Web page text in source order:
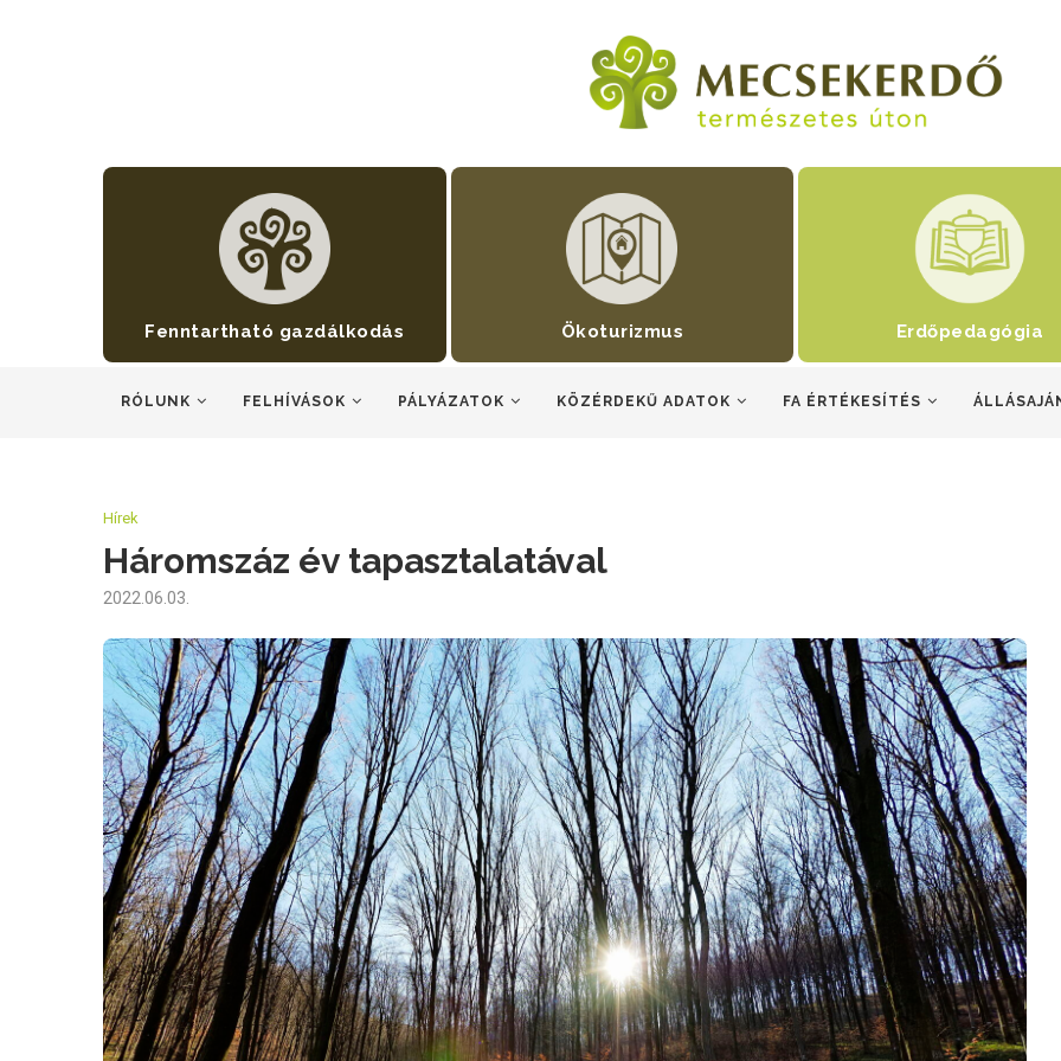
Fenntartható gazdálkodás Ökoturizmus Erdőpedagógia
RÓLUNK FELHÍVÁSOK PÁLYÁZATOK KÖZÉRDEKŰ ADATOK FA ÉRTÉKESÍTÉS
Hírek
Háromszáz év tapasztalatával
2022.06.03.